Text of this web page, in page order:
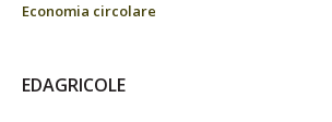
Economia circolare
EDAGRICOLE